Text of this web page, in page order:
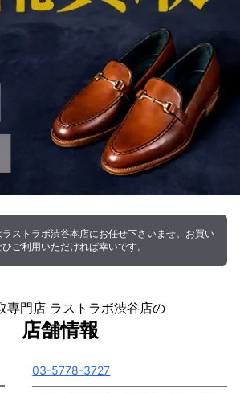
ストラボ渋谷本店にお任せ下さいませ。お買い
ご利用いただければ幸いです。
専門店 ラストラボ渋谷店の
店舗情報
03-5778-3727